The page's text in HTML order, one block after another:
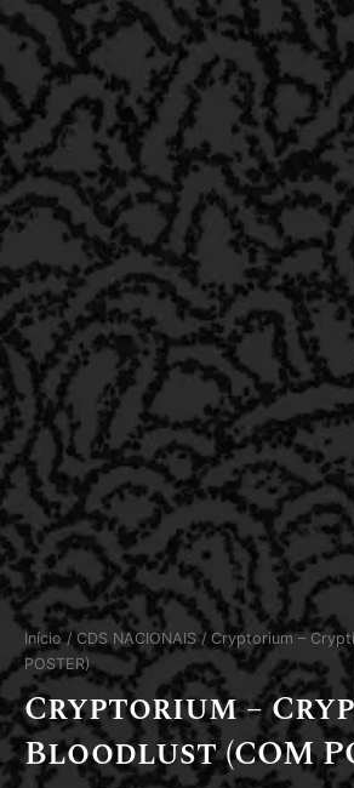
Início/ CDS NACIONAIS / Cryptorium –
POSTER)
Cryptorium –
Bloodlust (COM